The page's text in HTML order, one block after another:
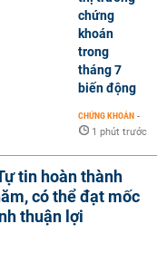
chứng
khoán
trong
tháng 7
biến động
CHỨNG KHOÁN -
1 phút trước
tin hoàn thành
có thể đạt mốc
thuận lợi